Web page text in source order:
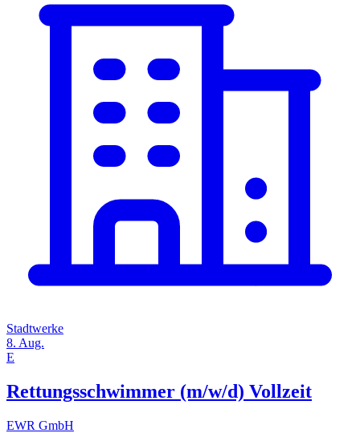
Stadtwerke
8. Aug.
E
Rettungsschwimmer (m/w/d) Vollzeit
EWR GmbH